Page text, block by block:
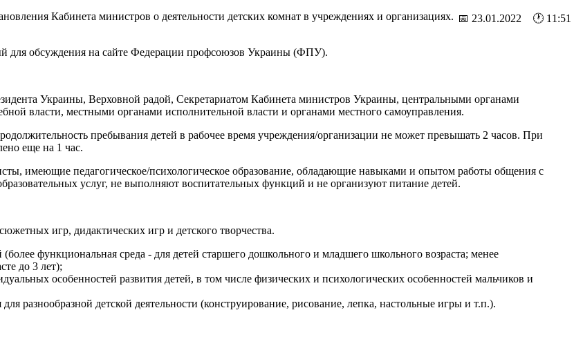
📅 23.01.2022 🕐 11:51
Кабинета министров о деятельности детских комнат в учреждениях и организациях.
для обсуждения на сайте Федерации профсоюзов Украины (ФПУ).
Украины, Верховной радой, Секретариатом Кабинета министров Украины, центральными органами
власти, местными органами исполнительной власти и органами местного самоуправления.
пребывания детей в рабочее время учреждения/организации не может превышать 2 часов. При
еще на 1 час.
имеющие педагогическое/психологическое образование, обладающие навыками и опытом работы общения с
услуг, не выполняют воспитательных функций и не организуют питание детей.
игр, дидактических игр и детского творчества.
функциональная среда - для детей старшего дошкольного и младшего школьного возраста; менее
до 3 лет);
особенностей развития детей, в том числе физических и психологических особенностей мальчиков и
разнообразной детской деятельности (конструирование, рисование, лепка, настольные игры и т.п.).